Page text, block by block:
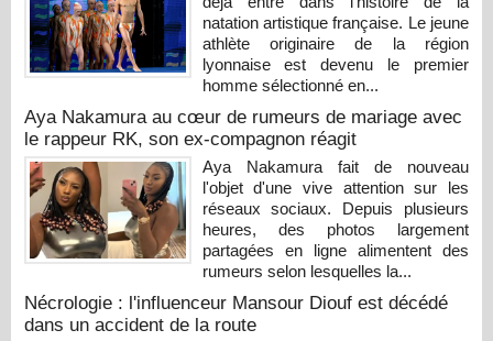
natation artistique française. Le jeune
athlète originaire de la région
lyonnaise est devenu le premier
homme sélectionné en...
Aya Nakamura au cœur de rumeurs de mariage avec
le rappeur RK, son ex-compagnon réagit
Aya Nakamura fait de nouveau
l'objet d'une vive attention sur les
réseaux sociaux. Depuis plusieurs
heures, des photos largement
partagées en ligne alimentent des
rumeurs selon lesquelles la...
Nécrologie : l'influenceur Mansour Diouf est décédé
dans un accident de la route